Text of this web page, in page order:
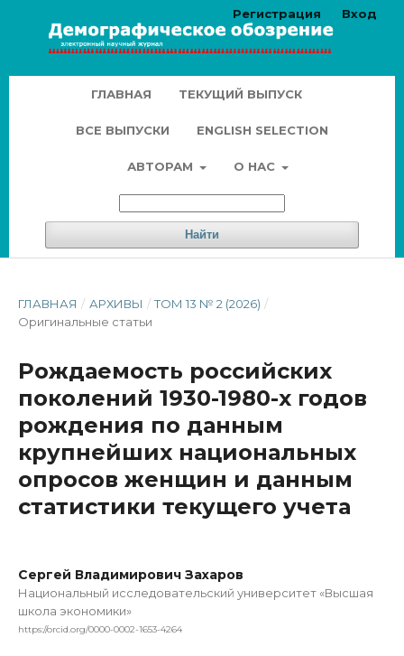
ГЛАВНАЯ ТЕКУЩИЙ ВЫПУСК
ВСЕ ВЫПУСКИ ENGLISH SELECTION
АВТОРАМ О НАС
Найти
Регистрация Вход
ГЛАВНАЯ / АРХИВЫ / ТОМ 13 № 2 (2026) /
Оригинальные статьи
Рождаемость российских
поколений 1930-1980-х годов
рождения по данным
крупнейших национальных
опросов женщин и данным
статистики текущего учета
Сергей Владимирович Захаров
Национальный исследовательский университет «Высшая
школа экономики»
https://orcid.org/0000-0002-1653-4264